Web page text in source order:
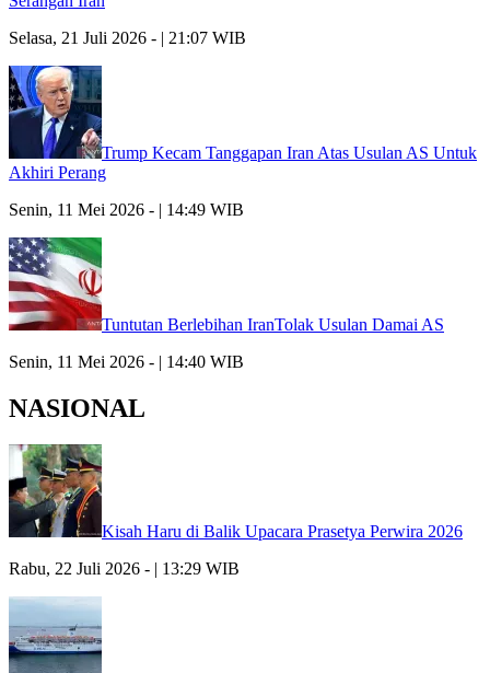
Selasa, 21 Juli 2026 - | 21:07 WIB
Trump Kecam Tanggapan Iran Atas Usulan AS Untuk
Akhiri Perang
Senin, 11 Mei 2026 - | 14:49 WIB
Tuntutan Berlebihan IranTolak Usulan Damai AS
Senin, 11 Mei 2026 - | 14:40 WIB
NASIONAL
Kisah Haru di Balik Upacara Prasetya Perwira 2026
Rabu, 22 Juli 2026 - | 13:29 WIB